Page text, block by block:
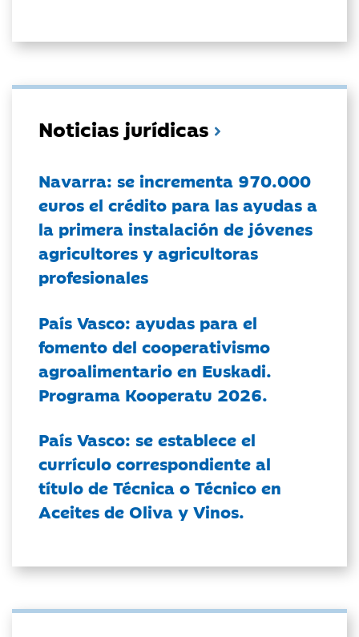
Noticias jurídicas
Navarra: se incrementa 970.000
euros el crédito para las ayudas a
la primera instalación de jóvenes
agricultores y agricultoras
profesionales
País Vasco: ayudas para el
fomento del cooperativismo
agroalimentario en Euskadi.
Programa Kooperatu 2026.
País Vasco: se establece el
currículo correspondiente al
título de Técnica o Técnico en
Aceites de Oliva y Vinos.